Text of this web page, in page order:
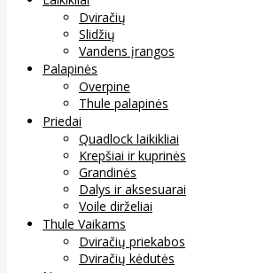
Dviračių
Slidžių
Vandens įrangos
Palapinės
Overpine
Thule palapinės
Priedai
Quadlock laikikliai
Krepšiai ir kuprinės
Grandinės
Dalys ir aksesuarai
Voile dirželiai
Thule Vaikams
Dviračių priekabos
Dviračių kėdutės